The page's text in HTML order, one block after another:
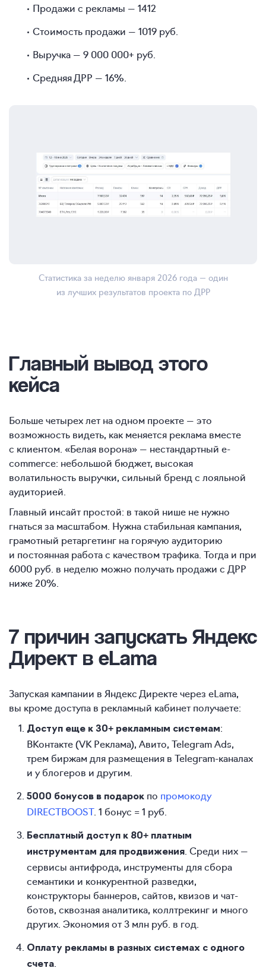
Продажи с рекламы — 1412
Стоимость продажи — 1019 руб.
Выручка — 9 000 000+ руб.
Средняя ДРР — 16%.
Статистика за неделю января 2026 года — один
из лучших результатов проекта по ДРР
Главный вывод этого
кейса
Больше четырех лет на одном проекте — это
возможность видеть, как меняется реклама вместе
с клиентом. «Белая ворона» — нестандартный e-
commerce: небольшой бюджет, высокая
волатильность выручки, сильный бренд с лояльной
аудиторией.
Главный инсайт простой: в такой нише не нужно
гнаться за масштабом. Нужна стабильная кампания,
грамотный ретаргетинг на горячую аудиторию
и постоянная работа с качеством трафика. Тогда и при
6000 руб. в неделю можно получать продажи с ДРР
ниже 20%.
7 причин запускать Яндекс
Директ в eLama
Запуская кампании в Яндекс Директе через eLama,
вы кроме доступа в рекламный кабинет получаете:
Доступ еще к 30+ рекламным системам:
ВКонтакте (VK Реклама), Авито, Telegram Ads,
трем биржам для размещения в Telegram-каналах
и у блогеров и другим.
5000 бонусов в подарок по промокоду
DIRECTBOOST. 1 бонус = 1 руб.
Бесплатный доступ к 80+ платным
инструментам для продвижения . Среди них —
сервисы антифрода, инструменты для сбора
семантики и конкурентной разведки,
конструкторы баннеров, сайтов, квизов и чат-
ботов, сквозная аналитика, коллтрекинг и много
других. Экономия от 3 млн руб. в год.
Оплату рекламы в разных системах с одного
счета